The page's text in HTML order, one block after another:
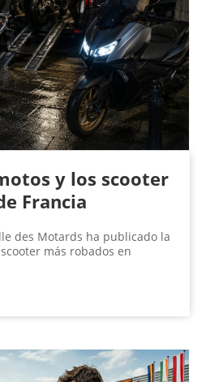
y los scooter
Francia
des Motards ha publicado la
más robados en